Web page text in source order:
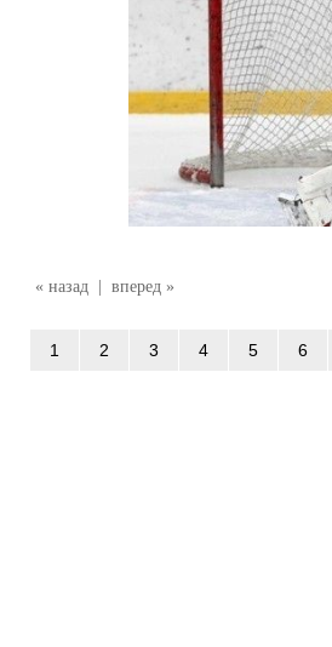
« назад вперед »
1 2 3 4 5 6